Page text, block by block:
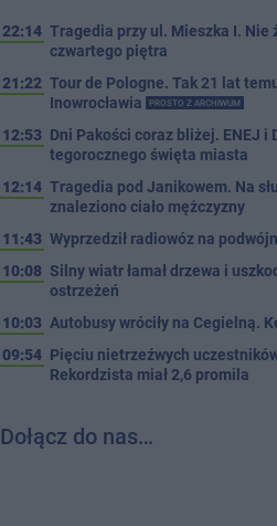
22:14 Tragedia przy ul. Mieszka I. Nie
czwartego piętra
21:22 Tour de Pologne. Tak 21 lat
Inowrocławia
PROSTO Z ARCHIWUM
12:53 Dni Pakości coraz bliżej. ENEJ i
tegorocznego święta miasta
12:14 Tragedia pod Janikowem. Na
znaleziono ciało mężczyzny
11:43 Wyprzedził radiowóz na
10:08 Silny wiatr łamał drzewa i
ostrzeżeń
10:03 Autobusy wróciły na Cegielną.
09:54 Pięciu nietrzeźwych
Rekordzista miał 2,6 promila
Dołącz do nas…